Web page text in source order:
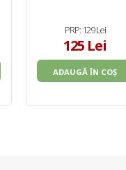
PRP: 129 Lei
125 Lei
ADAUGĂ ÎN COȘ